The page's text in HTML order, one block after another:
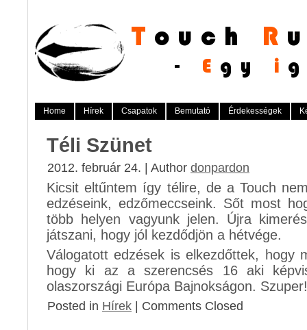
Home Hírek Csapatok Bemutató Érdekességek
Téli Szünet
2012. február 24. | Author donpardon
Kicsit eltűntem így télire, de a Touch
edzéseink, edzőmeccseink. Sőt most
több helyen vagyunk jelen. Újra
játszani, hogy jól kezdődjön a hétvége.
Válogatott edzések is elkezdőttek, hogy
hogy ki az a szerencsés 16 aki
olaszországi Európa Bajnokságon.
Posted in Hírek | Comments Closed